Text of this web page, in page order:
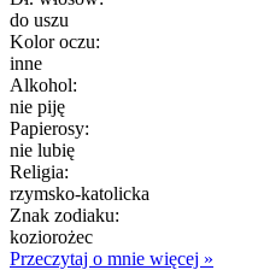
do uszu
Kolor oczu:
inne
Alkohol:
nie piję
Papierosy:
nie lubię
Religia:
rzymsko-katolicka
Znak zodiaku:
koziorożec
Przeczytaj o mnie więcej »